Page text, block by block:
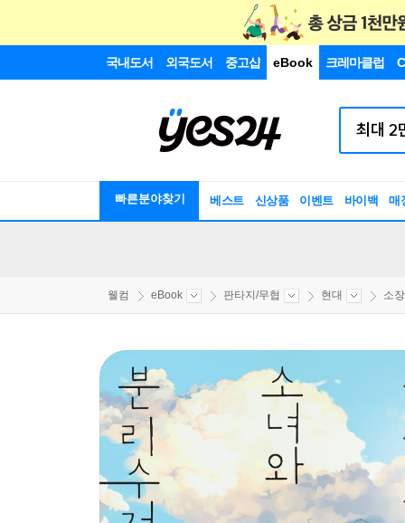
국내도서 외국도서 중고샵 eBook 크레마클럽
빠른분야찾기 베스트 신상품 이벤트 바이백 매
웰컴 eBook 판타지/무협 현대 소장